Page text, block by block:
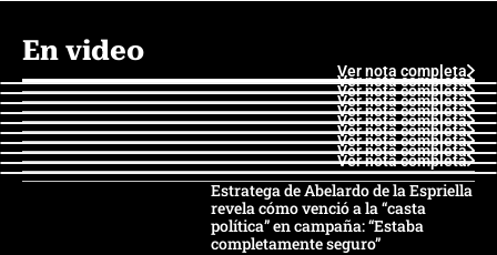
En video
Ver nota completa
Ver nota completa
Ver nota completa
Ver nota completa
Ver nota completa
Ver nota completa
Ver nota completa
Ver nota completa
Ver nota completa
Ver nota completa
Estratega de Abelardo de la Espriella
revela cómo venció a la “casta
política” en campaña: “Estaba
completamente seguro”